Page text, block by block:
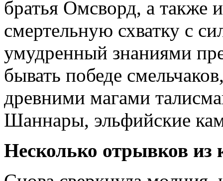
братья Омсворд, а также
смертельную схватку с
умудренный знаниями
бывать победе
древними магами
Шаннары, эльфийские
Несколько отрывков из